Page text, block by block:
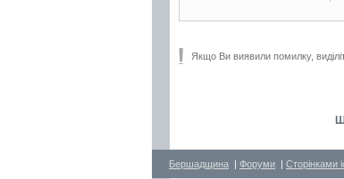
Якщо Ви виявили помилку,
Бершадщина | Форуми | Сторінками